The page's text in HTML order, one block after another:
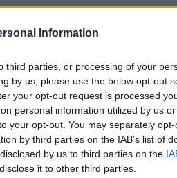
Information
third parties, or processing of your
by us, please use the below opt-out
your opt-out request is processed
personal information utilized by us
your opt-out. You may separately
by third parties on the IAB’s list of
by us to third parties on the
it to other third parties.
από την απόλυτη
έχει κερδίσει τον
ότι τα κινεζικά τσιπ
Σημαίνει όμως
Τραμπ - Σι:
προηγμένων